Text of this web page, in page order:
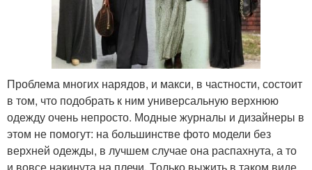
Проблема многих нарядов, и макси, в частности, состоит
в том, что подобрать к ним универсальную верхнюю
одежду очень непросто. Модные журналы и дизайнеры в
этом не помогут: на большинстве фото модели без
верхней одежды, в лучшем случае она распахнута, а то